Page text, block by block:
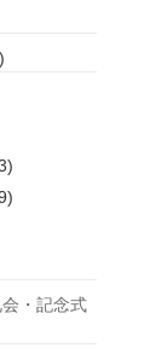
・記念式